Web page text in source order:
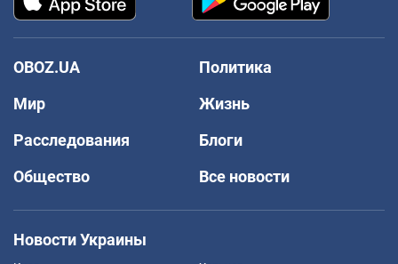
OBOZ.UA
Политика
Мир
Жизнь
Расследования
Блоги
Общество
Все новости
Новости Украины